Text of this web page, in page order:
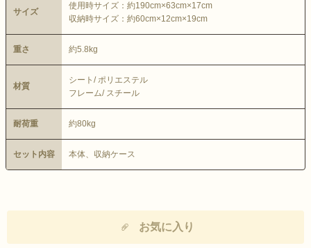
サイズ
使用時サイズ：約190cm×63cm×17cm
収納時サイズ：約60cm×12cm×19cm
重さ 約5.8kg
材質
シート/ ポリエステル
フレーム/ スチール
耐荷重 約80kg
セット内容 本体、収納ケース
お気に入り